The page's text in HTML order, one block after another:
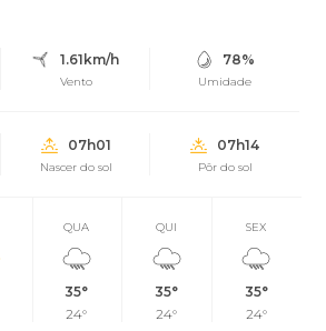
1.61km/h
Vento
78%
Umidade
07h01
Nascer do sol
07h14
Pôr do sol
QUA
35°
24°
QUI
35°
24°
SEX
35°
24°